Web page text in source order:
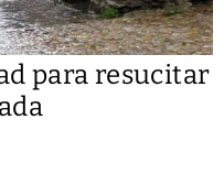
para resucitar